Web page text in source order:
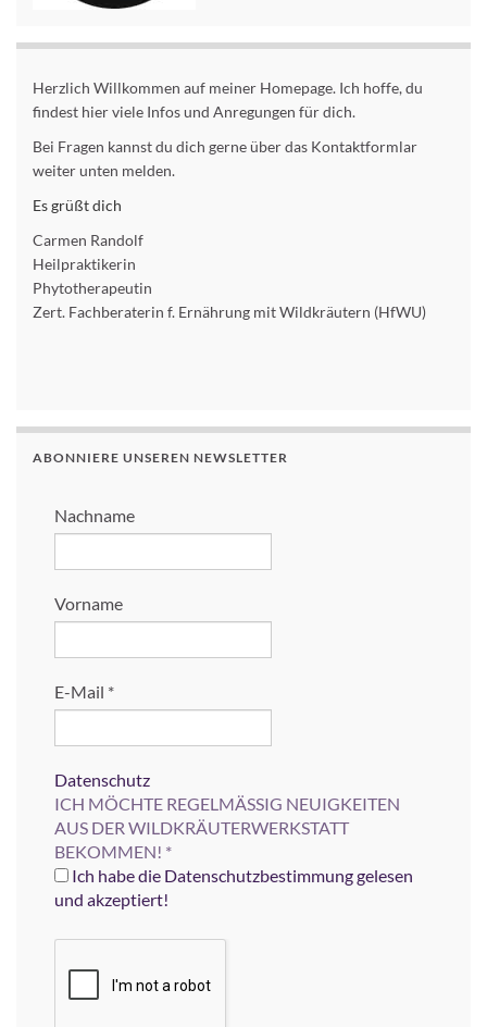
Herzlich Willkommen auf meiner Homepage. Ich hoffe, du
findest hier viele Infos und Anregungen für dich.
Bei Fragen kannst du dich gerne über das Kontaktformlar
weiter unten melden.
Es grüßt dich
Carmen Randolf
Heilpraktikerin
Phytotherapeutin
Zert. Fachberaterin f. Ernährung mit Wildkräutern (HfWU)
ABONNIERE UNSEREN NEWSLETTER
Nachname
Vorname
E-Mail *
Datenschutz
ICH MÖCHTE REGELMÄSSIG NEUIGKEITEN
AUS DER WILDKRÄUTERWERKSTATT
BEKOMMEN! *
Ich habe die Datenschutzbestimmung gelesen
und akzeptiert!